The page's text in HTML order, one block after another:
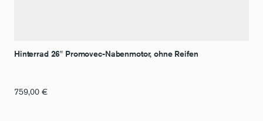
Hinterrad 26″ Promovec-Nabenmotor, ohne Reifen
759,00 €